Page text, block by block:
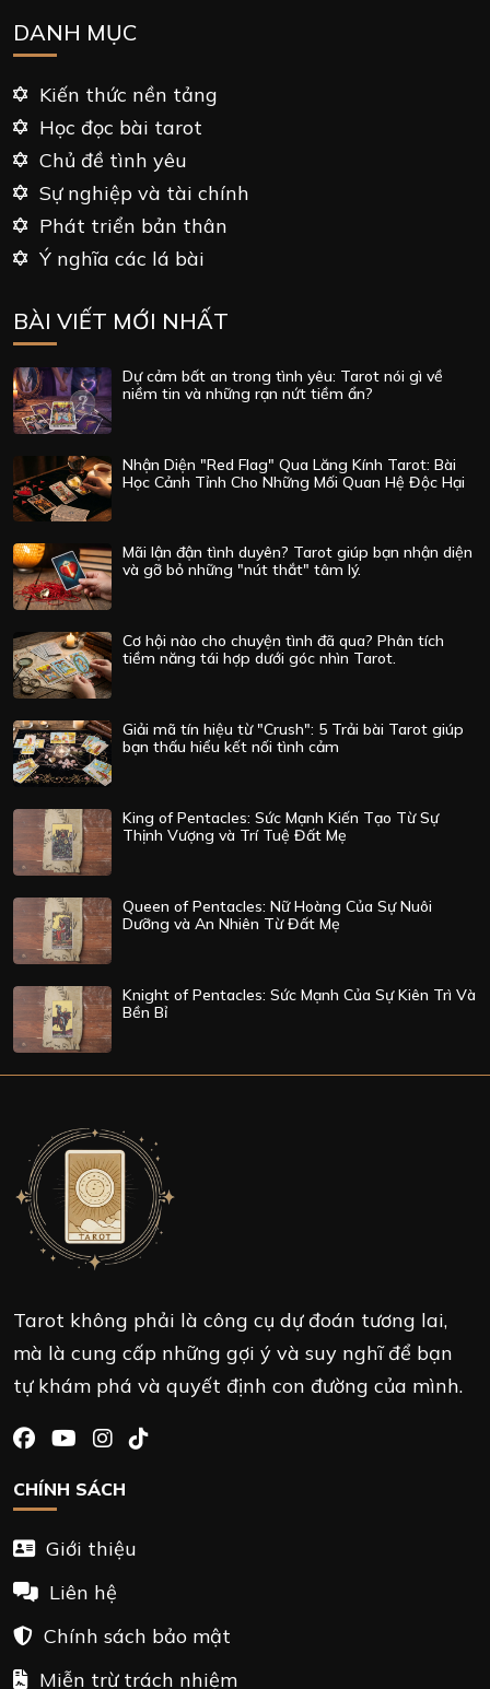
DANH MỤC
Kiến thức nền tảng
Học đọc bài tarot
Chủ đề tình yêu
Sự nghiệp và tài chính
Phát triển bản thân
Ý nghĩa các lá bài
BÀI VIẾT MỚI NHẤT
Dự cảm bất an trong tình yêu: Tarot nói gì về
niềm tin và những rạn nứt tiềm ẩn?
Nhận Diện "Red Flag" Qua Lăng Kính Tarot: Bài
Học Cảnh Tỉnh Cho Những Mối Quan Hệ Độc Hại
Mãi lận đận tình duyên? Tarot giúp bạn nhận diện
và gỡ bỏ những "nút thắt" tâm lý.
Cơ hội nào cho chuyện tình đã qua? Phân tích
tiềm năng tái hợp dưới góc nhìn Tarot.
Giải mã tín hiệu từ "Crush": 5 Trải bài Tarot giúp
bạn thấu hiểu kết nối tình cảm
King of Pentacles: Sức Mạnh Kiến Tạo Từ Sự
Thịnh Vượng và Trí Tuệ Đất Mẹ
Queen of Pentacles: Nữ Hoàng Của Sự Nuôi
Dưỡng và An Nhiên Từ Đất Mẹ
Knight of Pentacles: Sức Mạnh Của Sự Kiên Trì Và
Bền Bỉ
Tarot không phải là công cụ dự đoán tương lai,
mà là cung cấp những gợi ý và suy nghĩ để bạn
tự khám phá và quyết định con đường của mình.
CHÍNH SÁCH
Giới thiệu
Liên hệ
Chính sách bảo mật
Miễn trừ trách nhiệm